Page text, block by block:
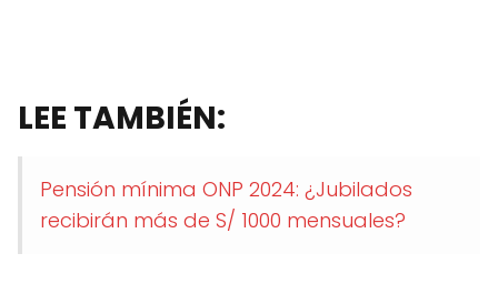
LEE TAMBIÉN:
Pensión mínima ONP 2024: ¿Jubilados
recibirán más de S/ 1000 mensuales?